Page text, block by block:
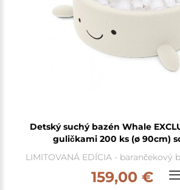
Detský suchý bazén Whale
guličkami 200 ks (ø 90cm)
LIMITOVANÁ EDÍCIA - barančekový
159,00 €